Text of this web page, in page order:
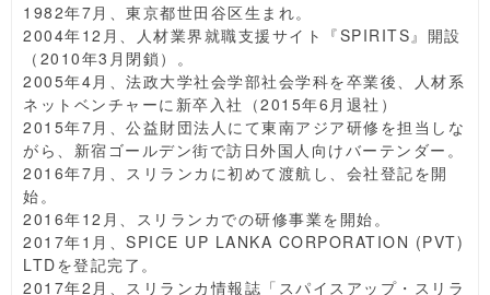
1982年7月、東京都世田谷区生まれ。
2004年12月、人材業界就職支援サイト『SPIRITS』開設
（2010年3月閉鎖）。
2005年4月、法政大学社会学部社会学科を卒業後、人材系
ネットベンチャーに新卒入社（2015年6月退社）
2015年7月、公益財団法人にて東南アジア研修を担当しな
がら、新宿ゴールデン街で訪日外国人向けバーテンダー。
2016年7月、スリランカに初めて渡航し、会社登記を開
始。
2016年12月、スリランカでの研修事業を開始。
2017年1月、SPICE UP LANKA CORPORATION (PVT)
LTDを登記完了。
2017年2月、スリランカ情報誌「スパイスアップ・スリラ